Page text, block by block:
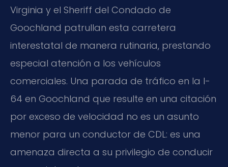
Virginia y el Sheriff del Condado de
Goochland patrullan esta carretera
interestatal de manera rutinaria, prestando
especial atención a los vehículos
comerciales. Una parada de tráfico en la I-
64 en Goochland que resulte en una citación
por exceso de velocidad no es un asunto
menor para un conductor de CDL: es una
amenaza directa a su privilegio de conducir